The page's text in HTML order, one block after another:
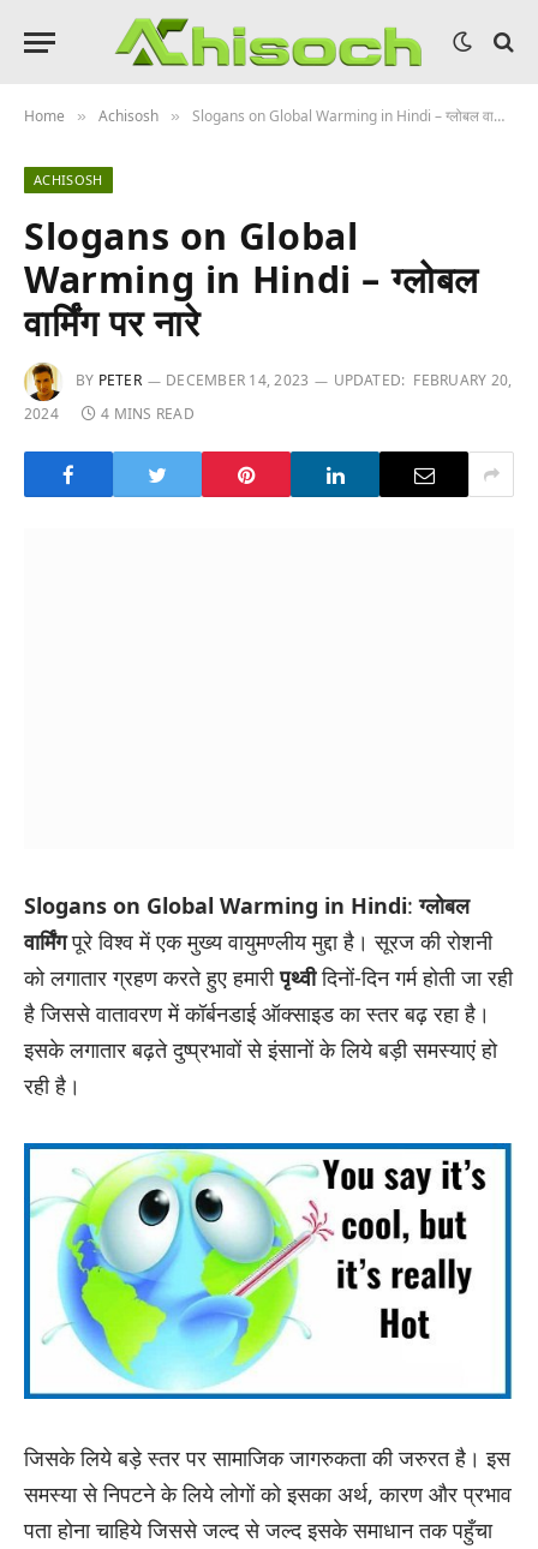
Home » Achisosh » Slogans on Global Warming in Hindi – ग्लोबल वार्मिंग पर नारे
ACHISOSH
Slogans on Global
Warming in Hindi – ग्लोबल
वार्मिंग पर नारे
BY PETER DECEMBER 14, 2023 UPDATED: FEBRUARY 20,
2024
4 MINS READ
Slogans on Global Warming in Hindi:ग्लोबल
वार्मिंगपूरे विश्व में एक मुख्य वायुमण्लीय मुद्दा है। सूरज की रोशनी
को लगातार ग्रहण करते हुए हमारीपृथ्वीदिनों-दिन गर्म होती जा रही
है जिससे वातावरण में कॉर्बनडाई ऑक्साइड का स्तर बढ़ रहा है।
इसके लगातार बढ़ते दुष्प्रभावों से इंसानों के लिये बड़ी समस्याएं हो
रही है।
जिसके लिये बड़े स्तर पर सामाजिक जागरुकता की जरुरत है। इस
समस्या से निपटने के लिये लोगों को इसका अर्थ, कारण और प्रभाव
पता होना चाहिये जिससे जल्द से जल्द इसके समाधान तक पहुँचा